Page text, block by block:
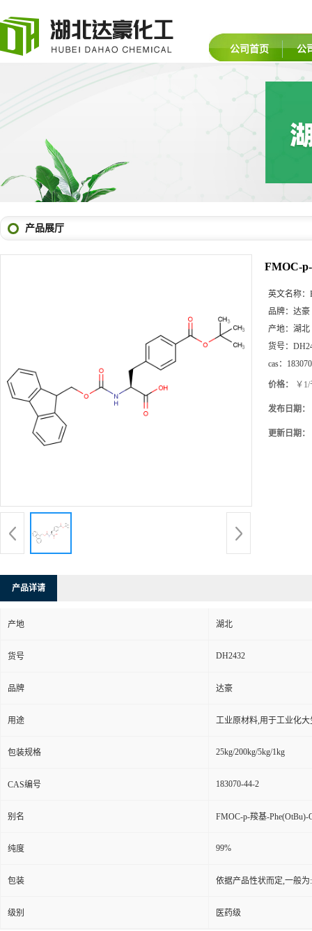
公司首页 公
产品展厅
FMOC-
英文名称：
品牌： 达豪
产地： 湖北
货号：
cas：
价格： ￥
发布日期：
更新日期：
产品详请
产地 湖北
货号 DH2432
品牌 达豪
用途 工业原材料,用于工业化大
包装规格 25kg/200kg/5kg/1kg
CAS编号 183070-44-2
别名 FMOC-p-羧基-Phe(OtBu)-
纯度 99%
包装 依据产品性状而定,一般
级别 医药级